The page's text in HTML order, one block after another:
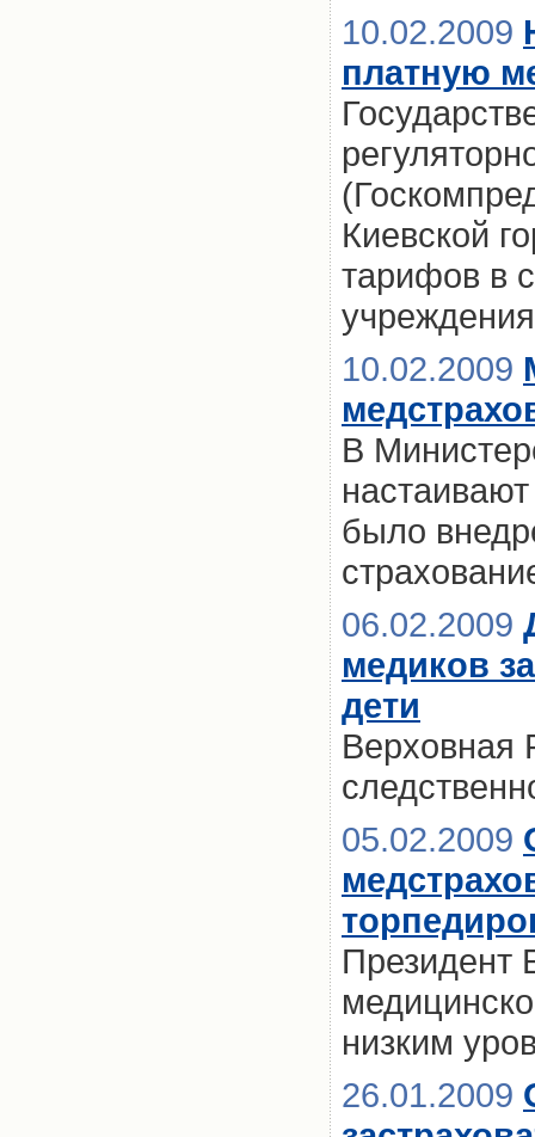
10.02.2009
платную
Киевской
тарифов в
10.02.2009
В
было
06.02.2009
медиков
дети
Верховная
05.02.2009
Президент
низким
26.01.2009